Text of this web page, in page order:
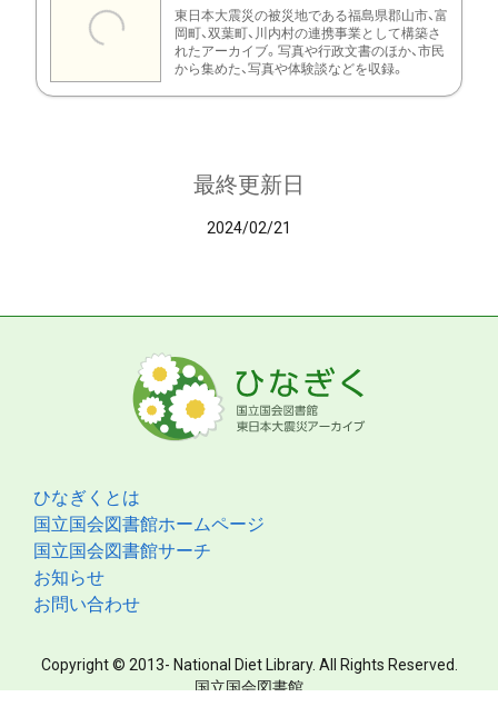
東日本大震災の被災地である福島県郡山市、富
岡町、双葉町、川内村の連携事業として構築さ
れたアーカイブ。写真や行政文書のほか、市民
から集めた、写真や体験談などを収録。
最終更新日
2024/02/21
ひなぎくとは
国立国会図書館ホームページ
国立国会図書館サーチ
お知らせ
お問い合わせ
Copyright © 2013- National Diet Library. All Rights Reserved.